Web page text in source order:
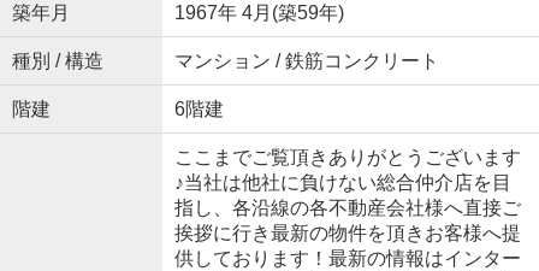
築年月 1967年 4月(築59年)
種別 / 構造 マンション / 鉄筋コンクリート
階建 6階建
ここまでご覧頂きありがとうございます
♪当社は他社に負けない総合仲介店を目
指し、各沿線の各不動産会社様へ直接ご
挨拶に行き最新の物件を頂きお客様へ提
供しております！最新の情報はインター